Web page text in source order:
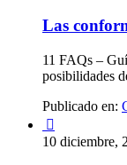
Las
11 FAQs –
posibilidades
Publicado en:

10 diciembre,